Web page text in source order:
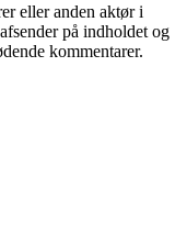
eller anden aktør i
på indholdet og
kommentarer.